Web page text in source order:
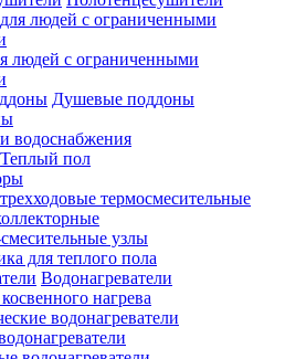
людей с ограниченными
Душевые поддоны
водоснабжения
Теплый пол
термосмесительные
узлы
для теплого пола
Водонагреватели
нагрева
водонагреватели